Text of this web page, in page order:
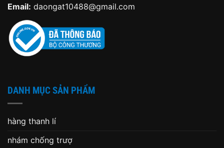
Email: daongat10488@gmail.com
DANH MỤC SẢN PHẨM
hàng thanh lí
nhám chống trượ